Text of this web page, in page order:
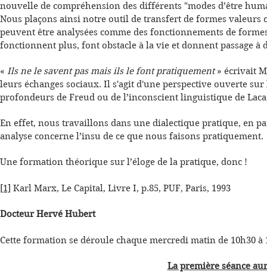
nouvelle de compréhension des différents "modes d’être
Nous plaçons ainsi notre outil de transfert de formes valeurs
peuvent être analysées comme des fonctionnements de
fonctionnent plus, font obstacle à la vie et donnent passage
« Ils ne le savent pas mais ils le font pratiquement» écrivait
leurs échanges sociaux. Il s'agit d'une perspective ouverte
profondeurs de Freud ou de l’inconscient linguistique de
En effet, nous travaillons dans une dialectique pratique, en
analyse concerne l’insu de ce que nous faisons pratiquement.
Une formation théorique sur l’éloge de la pratique, donc !
[1] Karl Marx, Le Capital, Livre I, p.85, PUF, Paris, 1993
Docteur Hervé Hubert
Cette formation se déroule chaque mercredi matin de 10h30
La première séance